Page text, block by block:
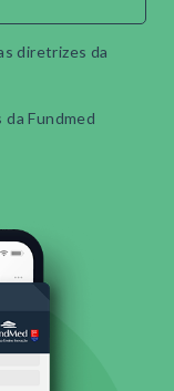
diretrizes da
Fundmed